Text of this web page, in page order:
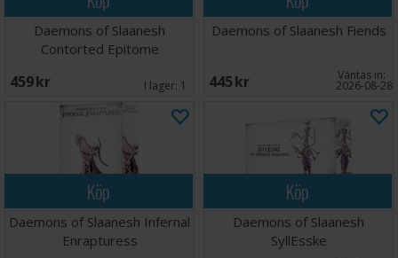
Daemons of Slaanesh
Contorted Epitome
459 SEK I lager: 1
Daemons of Slaanesh Fiends
445 SEK Väntas in:
2026-08-28
Köp
Daemons of Slaanesh Infernal
Enrapturess
Köp
Daemons of Slaanesh
SyllEsske